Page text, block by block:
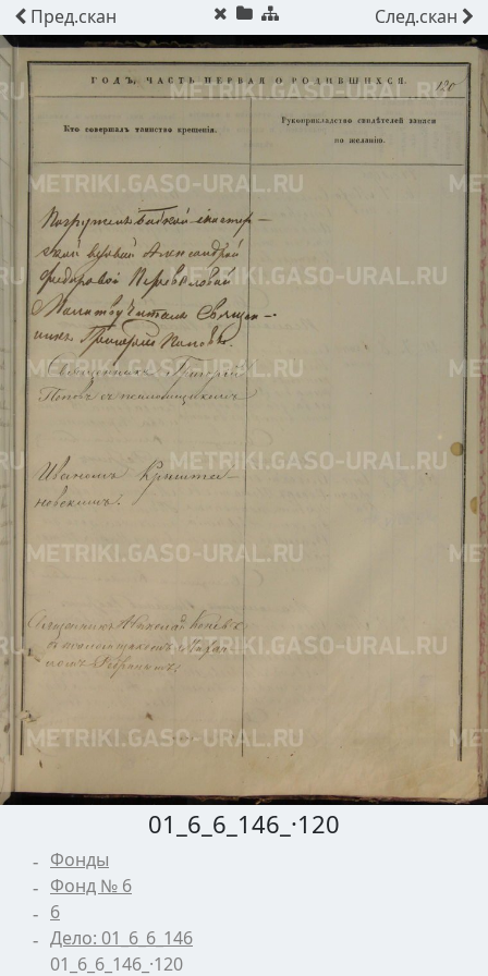
Пред.скан След.скан
01_6_6_146_·120
Фонды
Фонд № 6
6
Дело: 01_6_6_146
01_6_6_146_·120